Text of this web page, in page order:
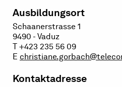
Ausbildungsort
Schaanerstrasse 1
9490 - Vaduz
T +423 235 56 09
E
Kontaktadresse